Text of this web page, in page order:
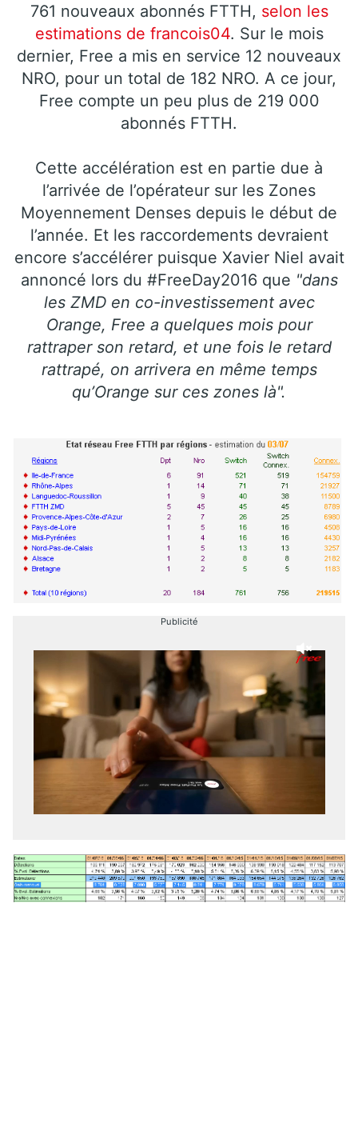
761 nouveaux abonnés FTTH, selon les
estimations de francois04. Sur le mois
dernier, Free a mis en service 12 nouveaux
NRO, pour un total de 182 NRO. A ce jour,
Free compte un peu plus de 219 000
abonnés FTTH.
Cette accélération est en partie due à
l’arrivée de l’opérateur sur les Zones
Moyennement Denses depuis le début de
l’année. Et les raccordements devraient
encore s’accélérer puisque Xavier Niel avait
annoncé lors du #FreeDay2016 que "dans
les ZMD en co-investissement avec
Orange, Free a quelques mois pour
rattraper son retard, et une fois le retard
rattrapé, on arrivera en même temps
qu’Orange sur ces zones là".
Publicité